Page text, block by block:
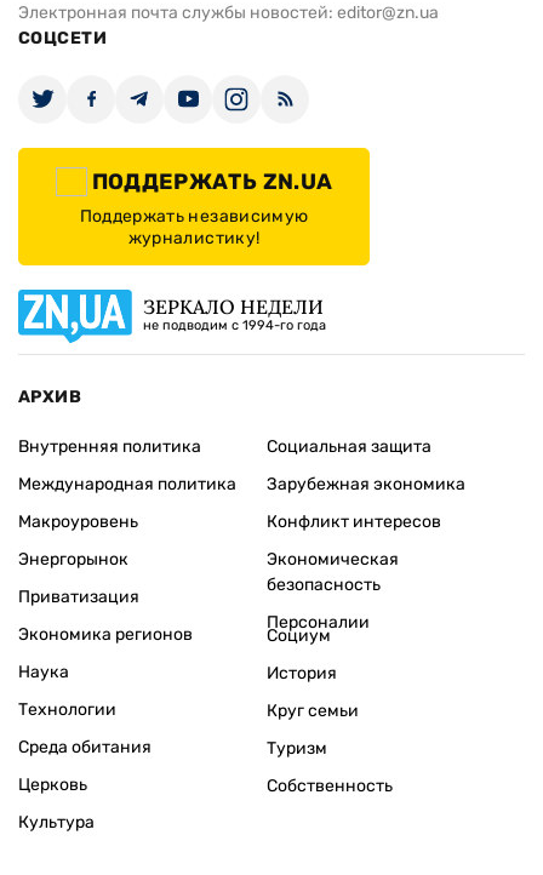
Электронная почта службы новостей: editor@zn.ua
СОЦСЕТИ
ПОДДЕРЖАТЬ ZN.UA
Поддержать независимую
журналистику!
ЗЕРКАЛО НЕДЕЛИ
не подводим с 1994-го года
АРХИВ
Внутренняя политика
Международная политика
Макроуровень
Энергорынок
Приватизация
Экономика регионов
Социальная защита
Зарубежная экономика
Конфликт интересов
Экономическая
безопасность
Персоналии
Наука
Технологии
Среда обитания
Церковь
Культура
Социум
История
Круг семьи
Туризм
Собственность